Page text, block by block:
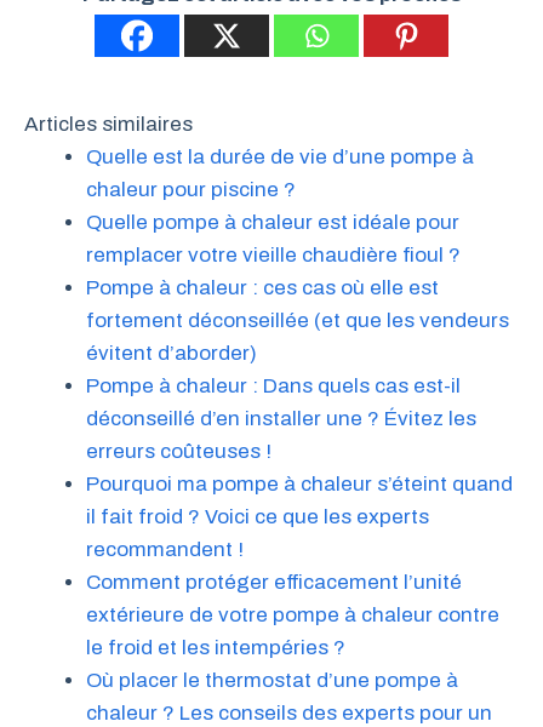
Articles similaires
Quelle est la durée de vie d’une pompe à
chaleur pour piscine ?
Quelle pompe à chaleur est idéale pour
remplacer votre vieille chaudière fioul ?
Pompe à chaleur : ces cas où elle est
fortement déconseillée (et que les vendeurs
évitent d’aborder)
Pompe à chaleur : Dans quels cas est-il
déconseillé d’en installer une ? Évitez les
erreurs coûteuses !
Pourquoi ma pompe à chaleur s’éteint quand
il fait froid ? Voici ce que les experts
recommandent !
Comment protéger efficacement l’unité
extérieure de votre pompe à chaleur contre
le froid et les intempéries ?
Où placer le thermostat d’une pompe à
chaleur ? Les conseils des experts pour un